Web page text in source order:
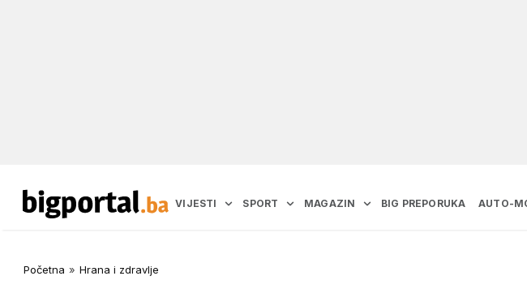
VIJESTI SPORT MAGAZIN BIG PREPORUKA AUTO-
Početna » Hrana i zdravlje